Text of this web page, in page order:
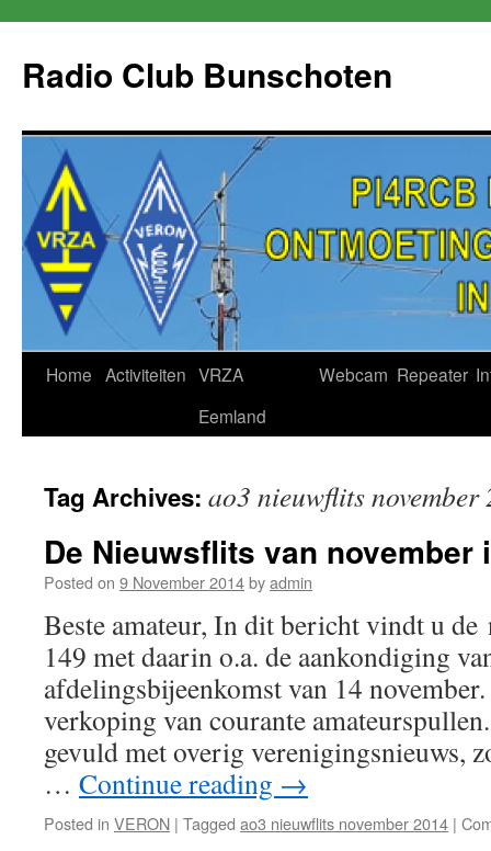
content
Radio Club Bunschoten
Home Activiteiten VRZA
Eemland
Webcam Repeater
Tag Archives: ao3 nieuwflits november
De Nieuwsflits van november
Posted on 9 November 2014byadmin
Beste amateur, In dit bericht vindt u
149 met daarin o.a. de aankondiging
afdelingsbijeenkomst van 14
verkoping van courante
gevuld met overig verenigingsnieuws,
… Continue reading →
Posted in VERON | Tagged ao3 nieuwflits november 2014 |